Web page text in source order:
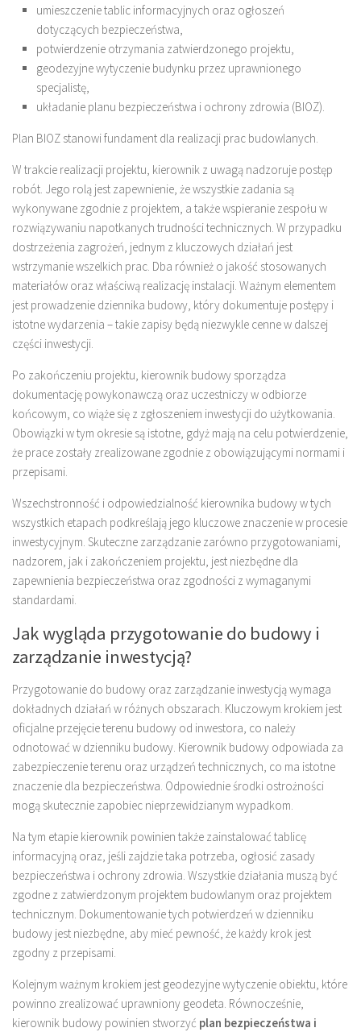
umieszczenie tablic informacyjnych oraz ogłoszeń
dotyczących bezpieczeństwa,
potwierdzenie otrzymania zatwierdzonego projektu,
geodezyjne wytyczenie budynku przez uprawnionego
specjalistę,
układanie planu bezpieczeństwa i ochrony zdrowia (BIOZ).
Plan BIOZ stanowi fundament dla realizacji prac budowlanych.
W trakcie realizacji projektu, kierownik z uwagą nadzoruje postęp
robót. Jego rolą jest zapewnienie, że wszystkie zadania są
wykonywane zgodnie z projektem, a także wspieranie zespołu w
rozwiązywaniu napotkanych trudności technicznych. W przypadku
dostrzeżenia zagrożeń, jednym z kluczowych działań jest
wstrzymanie wszelkich prac. Dba również o jakość stosowanych
materiałów oraz właściwą realizację instalacji. Ważnym elementem
jest prowadzenie dziennika budowy, który dokumentuje postępy i
istotne wydarzenia – takie zapisy będą niezwykle cenne w dalszej
części inwestycji.
Po zakończeniu projektu, kierownik budowy sporządza
dokumentację powykonawczą oraz uczestniczy w odbiorze
końcowym, co wiąże się z zgłoszeniem inwestycji do użytkowania.
Obowiązki w tym okresie są istotne, gdyż mają na celu potwierdzenie,
że prace zostały zrealizowane zgodnie z obowiązującymi normami i
przepisami.
Wszechstronność i odpowiedzialność kierownika budowy w tych
wszystkich etapach podkreślają jego kluczowe znaczenie w procesie
inwestycyjnym. Skuteczne zarządzanie zarówno przygotowaniami,
nadzorem, jak i zakończeniem projektu, jest niezbędne dla
zapewnienia bezpieczeństwa oraz zgodności z wymaganymi
standardami.
Jak wygląda przygotowanie do budowy i
zarządzanie inwestycją?
Przygotowanie do budowy oraz zarządzanie inwestycją wymaga
dokładnych działań w różnych obszarach. Kluczowym krokiem jest
oficjalne przejęcie terenu budowy od inwestora, co należy
odnotować w dzienniku budowy. Kierownik budowy odpowiada za
zabezpieczenie terenu oraz urządzeń technicznych, co ma istotne
znaczenie dla bezpieczeństwa. Odpowiednie środki ostrożności
mogą skutecznie zapobiec nieprzewidzianym wypadkom.
Na tym etapie kierownik powinien także zainstalować tablicę
informacyjną oraz, jeśli zajdzie taka potrzeba, ogłosić zasady
bezpieczeństwa i ochrony zdrowia. Wszystkie działania muszą być
zgodne z zatwierdzonym projektem budowlanym oraz projektem
technicznym. Dokumentowanie tych potwierdzeń w dzienniku
budowy jest niezbędne, aby mieć pewność, że każdy krok jest
zgodny z przepisami.
Kolejnym ważnym krokiem jest geodezyjne wytyczenie obiektu, które
powinno zrealizować uprawniony geodeta. Równocześnie,
kierownik budowy powinien stworzyć plan bezpieczeństwa i